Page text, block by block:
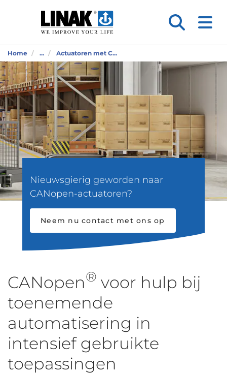
Home ... Actuatoren met C...
Nieuwsgierig geworden naar
CANopen-actuatoren?
Neem nu contact met ons op
CANopen® voor hulp bij
toenemende
automatisering in
intensief gebruikte
toepassingen